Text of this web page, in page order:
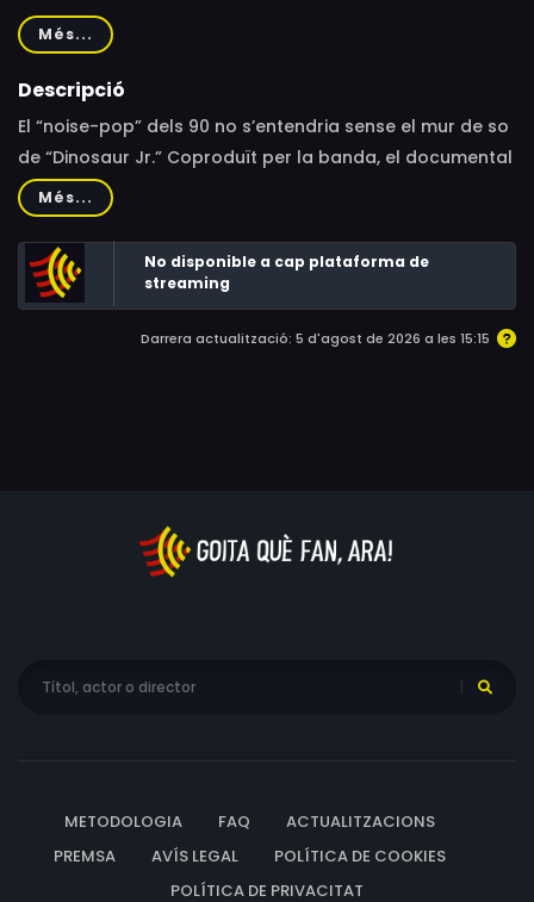
Henry Rollins, Thurston Moore, Frank Black, Kevin Shields,
Luisa Reichenheim, Kurt Vile
Més...
Descripció
El “noise-pop” dels 90 no s’entendria sense el mur de so
de “Dinosaur Jr.” Coproduït per la banda, el documental
repassa disc per disc més de 30 anys de “sang, suor i
llàgrimes” d’una “família psicòtica” que només sabia
comunicar-se damunt l’escenari, sota el lideratge de
l’obsessiu i còmicament taciturn J Mascis.
Més...
No disponible a cap plataforma de
streaming
Darrera actualització: 5 d'agost de 2026 a les 15:15
METODOLOGIA FAQ
ACTUALITZACIONS
PREMSA
AVÍS LEGAL
POLÍTICA DE COOKIES
POLÍTICA DE PRIVACITAT